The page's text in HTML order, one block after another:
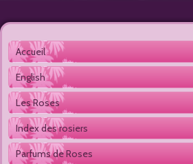
Accueil
English
Les Roses
Index des rosiers
Parfums de Roses